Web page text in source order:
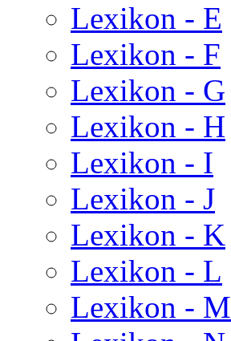
Lexikon - E
Lexikon - F
Lexikon - G
Lexikon - H
Lexikon - I
Lexikon - J
Lexikon - K
Lexikon - L
Lexikon - M